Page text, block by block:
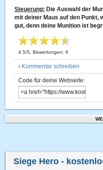
Steuerung: Die Auswahl der
mit deiner Maus auf den Punkt,
gut, denn deine Munition ist
4.5/5 , Bewertungen:6
› Kommentar schreiben
Code für deine Webseite:
Siege Hero -